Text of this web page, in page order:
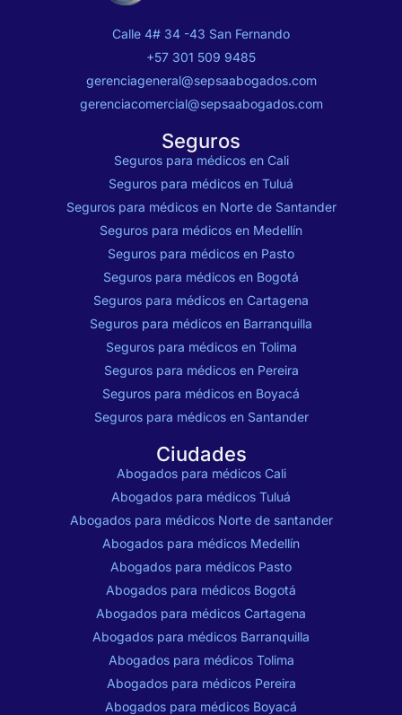
Calle 4# 34 -43 San Fernando
+57 301 509 9485
gerenciageneral@sepsaabogados.com
gerenciacomercial@sepsaabogados.com
Seguros
Seguros para médicos en Cali
Seguros para médicos en Tuluá
Seguros para médicos en Norte de Santander
Seguros para médicos en Medellín
Seguros para médicos en Pasto
Seguros para médicos en Bogotá
Seguros para médicos en Cartagena
Seguros para médicos en Barranquilla
Seguros para médicos en Tolima
Seguros para médicos en Pereira
Seguros para médicos en Boyacá
Seguros para médicos en Santander
Ciudades
Abogados para médicos Cali
Abogados para médicos Tuluá
Abogados para médicos Norte de santander
Abogados para médicos Medellín
Abogados para médicos Pasto
Abogados para médicos Bogotá
Abogados para médicos Cartagena
Abogados para médicos Barranquilla
Abogados para médicos Tolima
Abogados para médicos Pereira
Abogados para médicos Boyacá